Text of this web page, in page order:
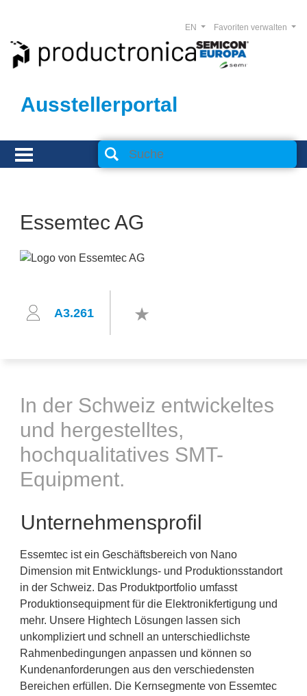
Ausstellerportal
Favoriten verwalten
EN
Essemtec AG
A3.261
In der Schweiz entwickeltes
und hergestelltes,
hochqualitatives SMT-
Equipment.
Unternehmensprofil
Essemtec ist ein Geschäftsbereich von Nano
Dimension mit Entwicklungs- und Produktionsstandort
in der Schweiz. Das Produktportfolio umfasst
Produktionsequipment für die Elektronikfertigung und
mehr. Unsere Hightech Lösungen lassen sich
unkompliziert und schnell an unterschiedlichste
Rahmenbedingungen anpassen und können so
Kundenanforderungen aus den verschiedensten
Bereichen erfüllen. Die Kernsegmente von Essemtec